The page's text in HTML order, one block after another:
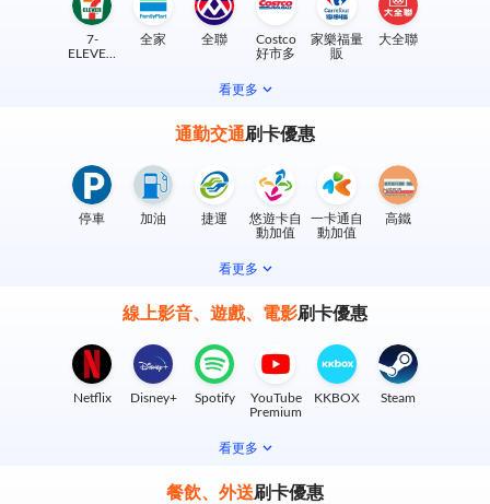
7-
ELEVEN
全家 全聯
Costco
好市多
家樂福量
販
大全聯
看更多
通勤交通刷卡優惠
停車 加油 捷運
悠遊卡自
動加值
一卡通自
動加值
高鐵
看更多
線上影音、遊戲、電影刷卡優惠
Netflix Disney+ Spotify
YouTube
Premium
KKBOX Steam
看更多
餐飲、外送刷卡優惠